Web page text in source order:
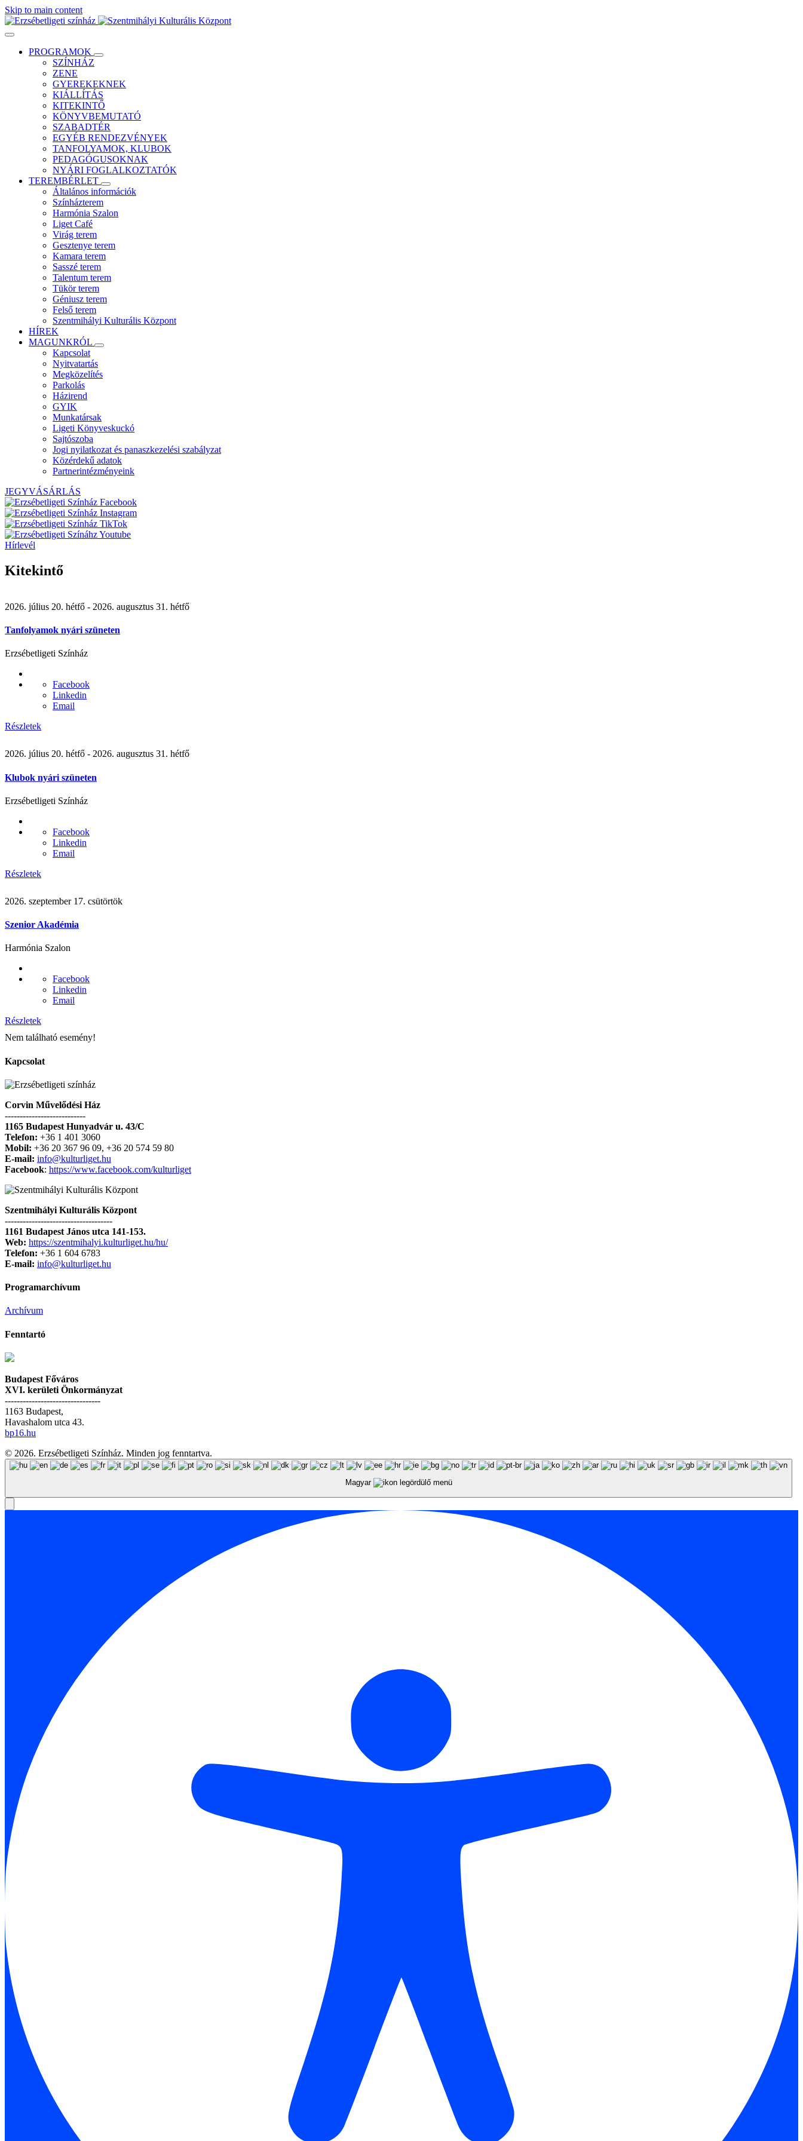
Skip to main content
PROGRAMOK
SZÍNHÁZ
ZENE
GYEREKEKNEK
KIÁLLÍTÁS
KITEKINTŐ
KÖNYVBEMUTATÓ
SZABADTÉR
EGYÉB RENDEZVÉNYEK
TANFOLYAMOK, KLUBOK
PEDAGÓGUSOKNAK
NYÁRI FOGLALKOZTATÓK
TEREMBÉRLET
Általános információk
Színházterem
Harmónia Szalon
Liget Café
Virág terem
Gesztenye terem
Kamara terem
Sasszé terem
Talentum terem
Tükör terem
Géniusz terem
Felső terem
Szentmihályi Kulturális Központ
HÍREK
MAGUNKRÓL
Kapcsolat
Nyitvatartás
Megközelítés
Parkolás
Házirend
GYIK
Munkatársak
Ligeti Könyveskuckó
Sajtószoba
Jogi nyilatkozat és panaszkezelési szabályzat
Közérdekű adatok
Partnerintézményeink
JEGYVÁSÁRLÁS
Hírlevél
Kitekintő
2026. július 20. hétfő - 2026. augusztus 31. hétfő
Tanfolyamok nyári szüneten
Erzsébetligeti Színház
Facebook
Linkedin
Email
Részletek
2026. július 20. hétfő - 2026. augusztus 31. hétfő
Klubok nyári szüneten
Erzsébetligeti Színház
Facebook
Linkedin
Email
Részletek
2026. szeptember 17. csütörtök
Szenior Akadémia
Harmónia Szalon
Facebook
Linkedin
Email
Részletek
Nem található esemény!
Kapcsolat
Corvin Művelődési Ház
---------------------------
1165 Budapest Hunyadvár u. 43/C
Telefon: +36 1 401 3060
Mobil: +36 20 367 96 09, +36 20 574 59 80
E-mail: info@kulturliget.hu
Facebook: https://www.facebook.com/kulturliget
Szentmihályi Kulturális Központ
------------------------------------
1161 Budapest János utca 141-153.
Web: https://szentmihalyi.kulturliget.hu/hu/
Telefon: +36 1 604 6783
E-mail: info@kulturliget.hu
Programarchívum
Archívum
Fenntartó
Budapest Főváros
XVI. kerületi Önkormányzat
--------------------------------
1163 Budapest,
Havashalom utca 43.
bp16.hu
© 2026. Erzsébetligeti Színház. Minden jog fenntartva.
Magyar